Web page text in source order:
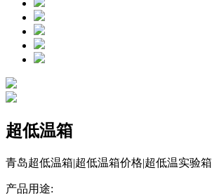
超低温箱
青岛超低温箱|超低温箱价格|超低温实验箱
产品用途: